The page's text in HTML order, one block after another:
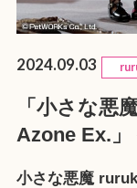
2024.09.03
「小さな悪
Azone Ex.」
小さな悪魔